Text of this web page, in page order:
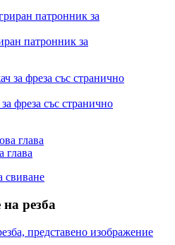
патронник за
фреза със странично
глава
резба